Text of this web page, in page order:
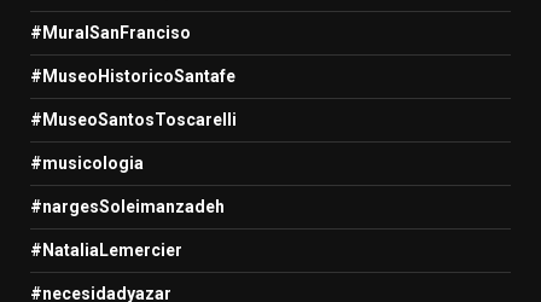
#MuralSanFranciso
#MuseoHistoricoSantafe
#MuseoSantosToscarelli
#musicologia
#nargesSoleimanzadeh
#NataliaLemercier
#necesidadyazar